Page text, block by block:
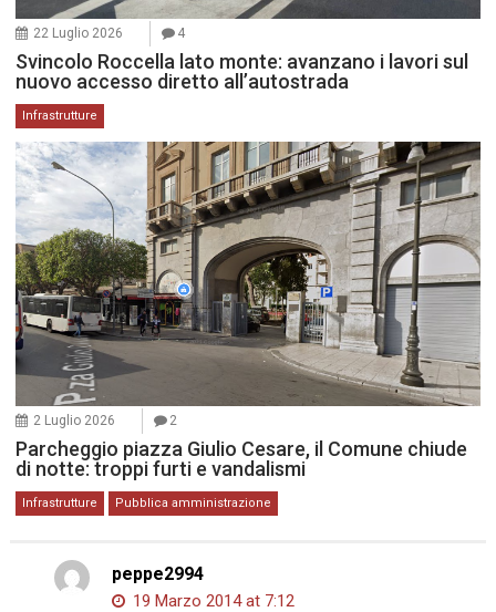
22 Luglio 2026 4
Svincolo Roccella lato monte: avanzano i lavori sul
nuovo accesso diretto all’autostrada
Infrastrutture
2 Luglio 2026 2
Parcheggio piazza Giulio Cesare, il Comune chiude
di notte: troppi furti e vandalismi
Infrastrutture Pubblica amministrazione
peppe2994
19 Marzo 2014 at 7:12